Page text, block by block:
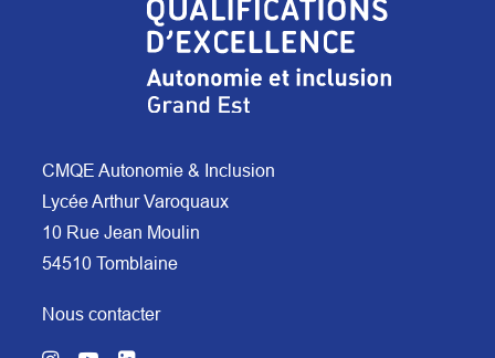
CMQE Autonomie & Inclusion
Lycée Arthur Varoquaux
10 Rue Jean Moulin
54510 Tomblaine
Nous contacter